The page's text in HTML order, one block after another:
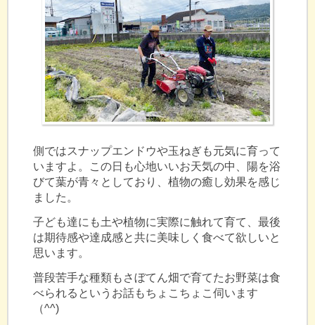
側ではスナップエンドウや玉ねぎも元気に育って
いますよ。この日も心地いいお天気の中、陽を浴
びて葉が青々としており、植物の癒し効果を感じ
ました。
子ども達にも土や植物に実際に触れて育て、最後
は期待感や達成感と共に美味しく食べて欲しいと
思います。
普段苦手な種類もさぼてん畑で育てたお野菜は食
べられるというお話もちょこちょこ伺います
（^^)